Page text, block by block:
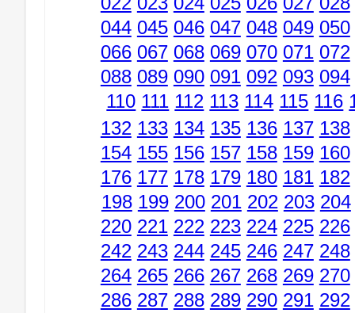
044 045 046 047 048 049 050
066 067 068 069 070 071 072
088 089 090 091 092 093 094
110 111 112 113 114 115 116
132 133 134 135 136 137 138
154 155 156 157 158 159 160
176 177 178 179 180 181 182
198 199 200 201 202 203 204
220 221 222 223 224 225 226
242 243 244 245 246 247 248
264 265 266 267 268 269 270
286 287 288 289 290 291 292